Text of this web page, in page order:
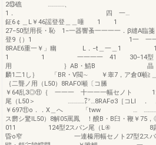
2⑬礁 …………、
1． 四 一… 1 8
鉦6￠＿L￥46謡登登＿＿唾 1
27−50型用長・恥 1−一器響蚤一一一一．β縫A臨
登9｛）1 1一 一一一
8RAE6重一￥」幽 L．−t＿
1 1 一一一一 41 30−14型
用 ｝AB・鯖B 晶 ＿
麟1二1し｝ 「BR・V閥∼ ￥睾7，ア倉0噸≧＿
｛二聾ノ用（L50）8RAFO噸〔コ
￥64乱3◎⑪｛ 一一一 十一一一幅セノト
尾（L50＞ …………㍗…8RAFσ3［コLl ． …
￥697⑪o．．X＿へ 「tww …
ス欝シ驚IL50）8解05罵鳳 ！醗B・B臼・鞭￥75
011 124型2スパン尾（L④ 8露
昏o窄 一連榛用幅セノト27型2スパン